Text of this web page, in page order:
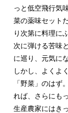
っと低空飛行気
菜の薬味セット
り次第に料理に
次に弾ける苦味
に巡り、元気に
しかし、よくよ
「野菜」のはず
れば、さらにも
生産農家にはき